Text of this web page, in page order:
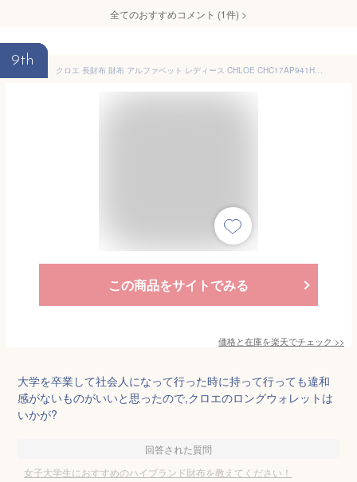
全てのおすすめコメント (1件) >
9th
クロエ 長財布 財布 アルファベット レディース CHLOE CHC17AP941H9Q CHC21WP941F57
この商品をサイトでみる
価格と在庫を楽天でチェック >>
大学を卒業して社会人になって行った時に持って行っても違和
感がないものがいいと思ったので,クロエのロングウォレットは
いかが?
回答された質問
女子大学生におすすめのハイブランド財布を教えてください！